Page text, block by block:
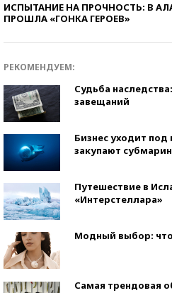
ИСПЫТАНИЕ НА ПРОЧНОСТЬ: В
ПРОШЛА «ГОНКА ГЕРОЕВ»
РЕКОМЕНДУЕМ:
Судьба
завещаний
Бизнес уходит под
закупают
Путешествие в
«Интерстеллара»
Модный выбор: что
Самая трендовая